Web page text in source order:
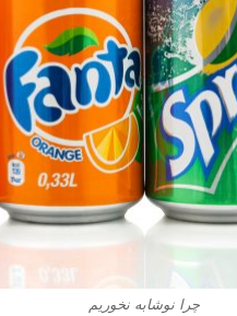
چرا نوشابه نخوریم